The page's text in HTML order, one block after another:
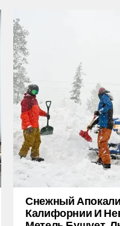
Снежный
Калифорнии И